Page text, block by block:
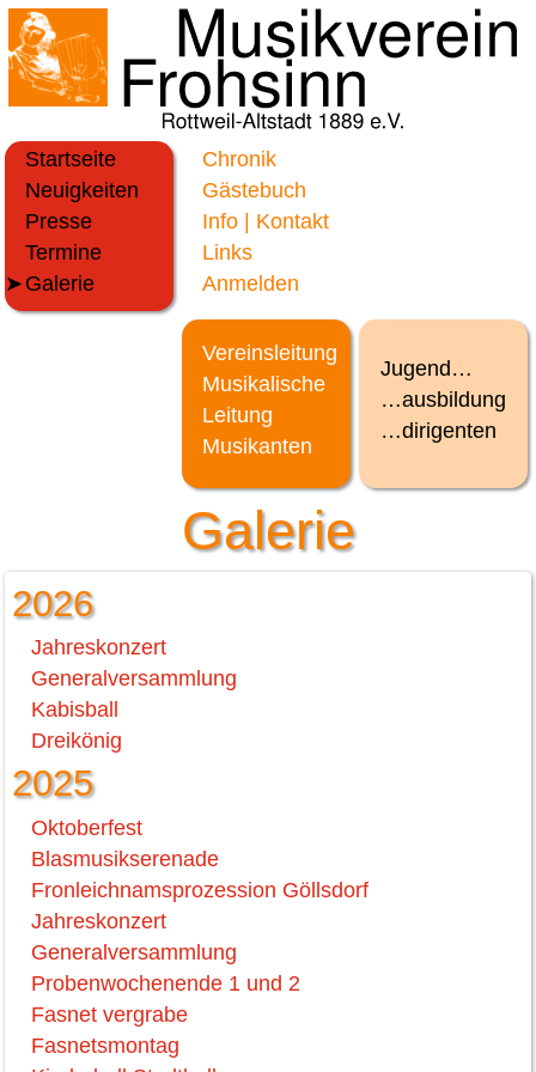
Startseite
Neuigkeiten
Presse
Termine
Galerie
Chronik
Gästebuch
Info | Kontakt
Links
Anmelden
Vereinsleitung
Musikalische
Leitung
Musikanten
Jugend…
…ausbildung
…dirigenten
Galerie
2026
Jahreskonzert
Generalversammlung
Kabisball
Dreikönig
2025
Oktoberfest
Blasmusikserenade
Fronleichnamsprozession Göllsdorf
Jahreskonzert
Generalversammlung
Probenwochenende 1 und 2
Fasnet vergrabe
Fasnetsmontag